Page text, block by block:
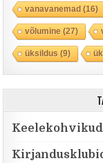
vanavanemad(16)
võlumine (27)
üksildus (9)